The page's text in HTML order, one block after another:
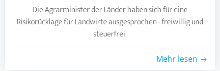
Die Agrarminister der Länder haben sich für eine
Risikorücklage für Landwirte ausgesprochen - freiwillig und
steuerfrei.
Mehr lesen